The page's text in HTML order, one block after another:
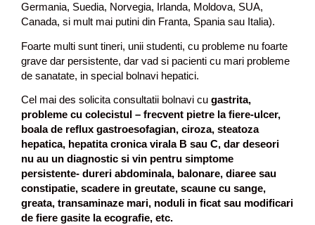
Germania, Suedia, Norvegia, Irlanda, Moldova, SUA,
Canada, si mult mai putini din Franta, Spania sau Italia).
Foarte multi sunt tineri, unii studenti, cu probleme nu foarte
grave dar persistente, dar vad si pacienti cu mari probleme
de sanatate, in special bolnavi hepatici.
Cel mai des solicita consultatii bolnavi cu gastrita,
probleme cu colecistul – frecvent pietre la fiere-ulcer,
boala de reflux gastroesofagian, ciroza, steatoza
hepatica, hepatita cronica virala B sau C, dar deseori
nu au un diagnostic si vin pentru simptome
persistente- dureri abdominala, balonare, diaree sau
constipatie, scadere in greutate, scaune cu sange,
greata, transaminaze mari, noduli in ficat sau modificari
de fiere gasite la ecografie, etc.